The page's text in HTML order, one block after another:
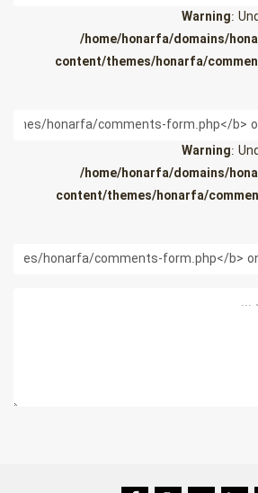
Warning:
/home/honarfa/domains/
content/themes/honarfa/
Warning:
/home/honarfa/domains/
content/themes/honarfa/